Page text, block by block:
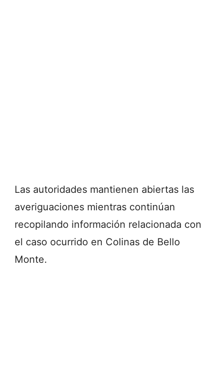
Las autoridades mantienen abiertas las
averiguaciones mientras continúan
recopilando información relacionada con
el caso ocurrido en Colinas de Bello
Monte.